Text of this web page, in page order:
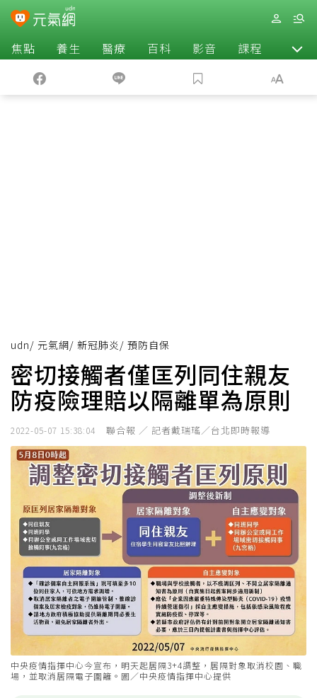
焦點 養生 醫療 百科 影音 課程 退休
udn/ 元氣網/ 新冠肺炎 / 預防自保
密切接觸者僅匡列同住親友
防疫險理賠以隔離單為原則
2022-05-07 15:38:04 聯合報 ／ 記者戴瑞瑤／台北即時報導
中央疫情指揮中心今宣布，明天起居隔3+4調整，居隔對象取消校園、職
場，並取消居隔電子圍籬。圖／中央疫情指揮中心提供